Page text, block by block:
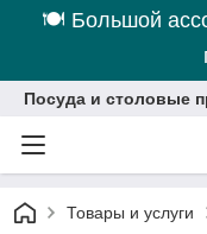
🍽 Большой
Посуда и столовые
Товары и услуги